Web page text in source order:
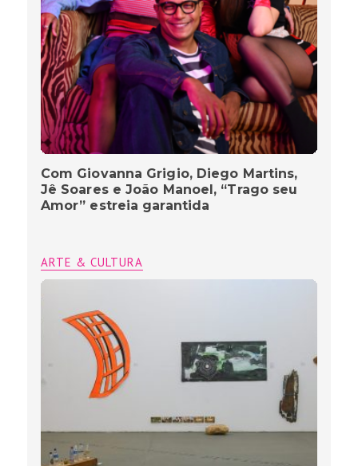
Com Giovanna Grigio, Diego Martins,
Jê Soares e João Manoel, “Trago seu
Amor” estreia garantida
ARTE & CULTURA